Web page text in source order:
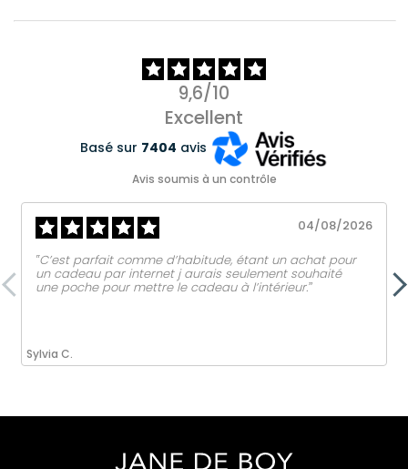
9,6/10
Excellent
Basé sur 7404 avis
Avis soumis à un contrôle
Sylvia C.
04/08/2026
‟C’est parfait comme d’habitude, étant un achat pour
un cadeau par internet j aurais seulement souhaité
une poche pour mettre le cadeau à l’intérieur.ˮ